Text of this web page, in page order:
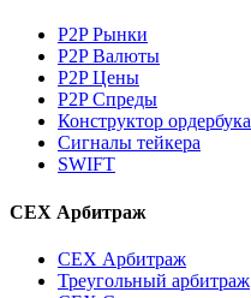
P2P Рынки
P2P Валюты
P2P Цены
P2P Спреды
Конструктор ордербука
Сигналы тейкера
SWIFT
CEX Арбитраж
CEX Арбитраж
Треугольный арбитраж